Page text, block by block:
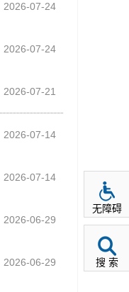
2026-07-24
2026-07-24
2026-07-21
2026-07-14
2026-07-14
2026-06-29
2026-06-29
无障碍
搜 索